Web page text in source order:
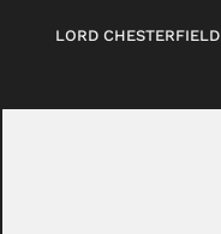
LORD CHESTERFIELD